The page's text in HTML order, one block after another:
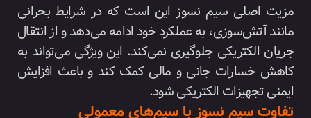
مزیت اصلی سیم نسوز این است که در شرایط بحرانی
مانند آتش‌سوزی، به عملکرد خود ادامه می‌دهد و از انتقال
جریان الکتریکی جلوگیری نمی‌کند. این ویژگی می‌تواند به
کاهش خسارات جانی و مالی کمک کند و باعث افزایش
ایمنی تجهیزات الکتریکی شود.
تفاوت سیم نسوز با سیم‌های معمولی